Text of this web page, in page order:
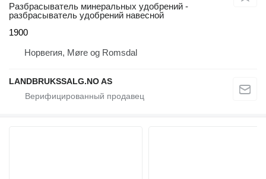
Разбрасыватель минеральных удобрений -
разбрасыватель удобрений навесной
1900
Норвегия, Møre og Romsdal
LANDBRUKSSALG.NO AS